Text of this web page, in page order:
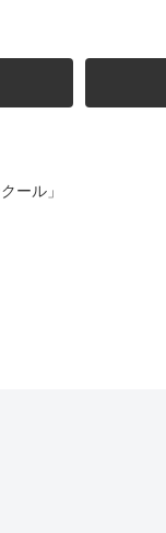
ール」